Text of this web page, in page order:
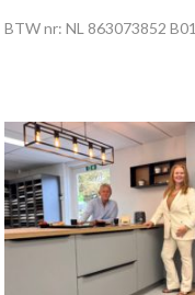
BTW nr: NL 863073852 B01